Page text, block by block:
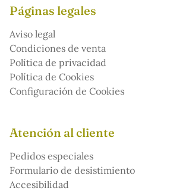
Páginas legales
Aviso legal
Condiciones de venta
Política de privacidad
Política de Cookies
Configuración de Cookies
Atención al cliente
Pedidos especiales
Formulario de desistimiento
Accesibilidad